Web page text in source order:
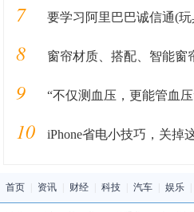
7 要学习阿里巴巴诚信通(玩具类)
8 窗帘材质、搭配、智能窗帘如何选
9 “不仅测血压，更能管血压”，
10 iPhone省电小技巧，关掉这4个
首页 资讯 财经 科技 汽车 娱乐